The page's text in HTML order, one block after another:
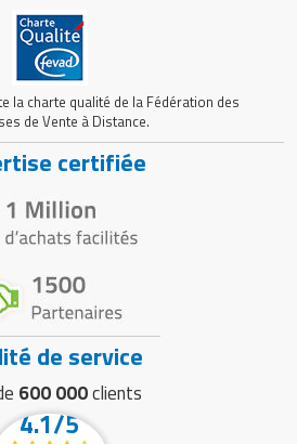
la charte qualité de la Fédération des
de Vente à Distance.
certifiée
de service
600 000clients
4.1/5